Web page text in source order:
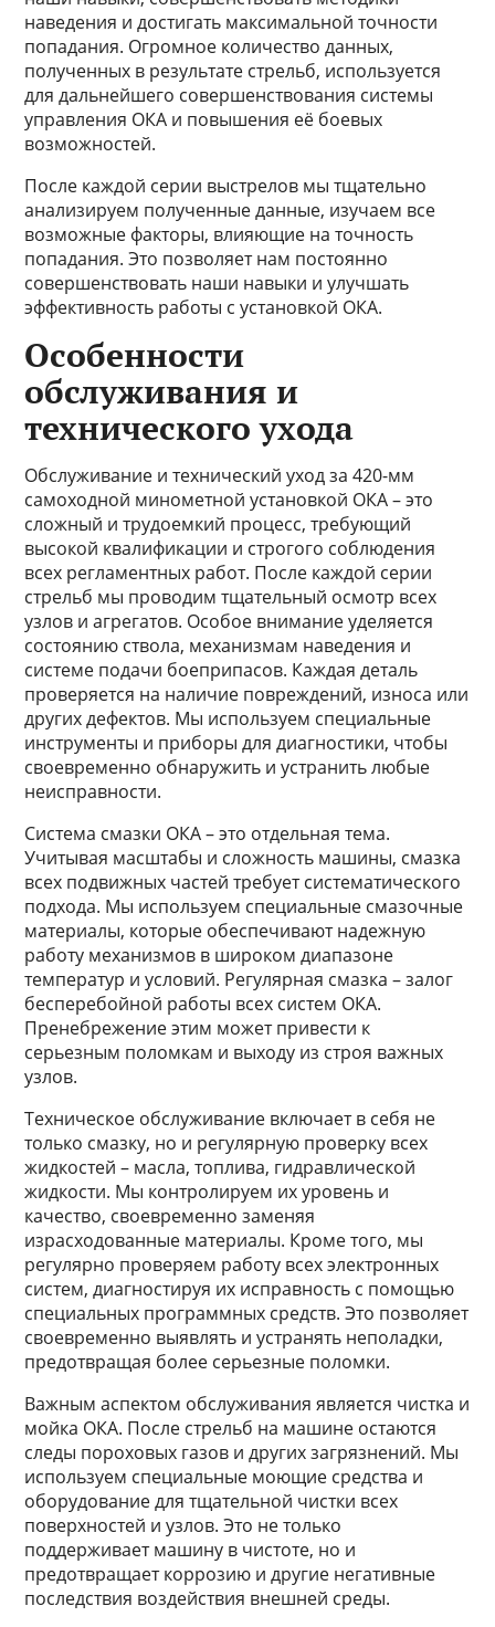
наведения и достигать максимальной точности
попадания. Огромное количество данных,
полученных в результате стрельб, используется
для дальнейшего совершенствования системы
управления ОКА и повышения её боевых
возможностей.
После каждой серии выстрелов мы тщательно
анализируем полученные данные, изучаем все
возможные факторы, влияющие на точность
попадания. Это позволяет нам постоянно
совершенствовать наши навыки и улучшать
эффективность работы с установкой ОКА.
Особенности
обслуживания и
технического ухода
Обслуживание и технический уход за 420-мм
самоходной минометной установкой ОКА – это
сложный и трудоемкий процесс, требующий
высокой квалификации и строгого соблюдения
всех регламентных работ. После каждой серии
стрельб мы проводим тщательный осмотр всех
узлов и агрегатов. Особое внимание уделяется
состоянию ствола, механизмам наведения и
системе подачи боеприпасов. Каждая деталь
проверяется на наличие повреждений, износа или
других дефектов. Мы используем специальные
инструменты и приборы для диагностики, чтобы
своевременно обнаружить и устранить любые
неисправности.
Система смазки ОКА – это отдельная тема.
Учитывая масштабы и сложность машины, смазка
всех подвижных частей требует систематического
подхода. Мы используем специальные смазочные
материалы, которые обеспечивают надежную
работу механизмов в широком диапазоне
температур и условий. Регулярная смазка – залог
бесперебойной работы всех систем ОКА.
Пренебрежение этим может привести к
серьезным поломкам и выходу из строя важных
узлов.
Техническое обслуживание включает в себя не
только смазку, но и регулярную проверку всех
жидкостей – масла, топлива, гидравлической
жидкости. Мы контролируем их уровень и
качество, своевременно заменяя
израсходованные материалы. Кроме того, мы
регулярно проверяем работу всех электронных
систем, диагностируя их исправность с помощью
специальных программных средств. Это позволяет
своевременно выявлять и устранять неполадки,
предотвращая более серьезные поломки.
Важным аспектом обслуживания является чистка и
мойка ОКА. После стрельб на машине остаются
следы пороховых газов и других загрязнений. Мы
используем специальные моющие средства и
оборудование для тщательной чистки всех
поверхностей и узлов. Это не только
поддерживает машину в чистоте, но и
предотвращает коррозию и другие негативные
последствия воздействия внешней среды.